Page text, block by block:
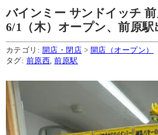
バインミー サンドイッチ
6/1（木）オープン、前原駅
カテゴリ: 開店・閉店 > 開店（オープン）
タグ: 前原西 ,前原駅